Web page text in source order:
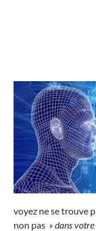
voyez ne se trouve
non pas » dans votre